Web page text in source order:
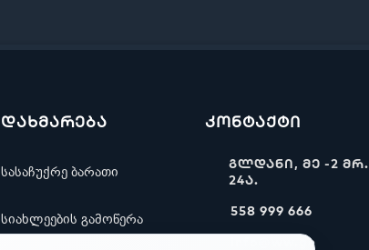
დახმარება
სასაჩუქრე ბარათი
სიახლეების გამოწერა
კონტაქტი
გლდანი, მე -2 მრ.
24ა.
558 999 666
info@ww.ge